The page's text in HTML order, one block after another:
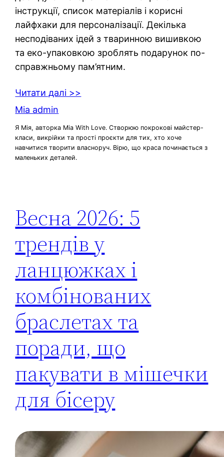
інструкції, список матеріалів і корисні
лайфхаки для персоналізації. Декілька
несподіваних ідей з тваринною вишивкою
та еко-упаковкою зроблять подарунок по-
справжньому пам’ятним.
Читати далі >>
Mia admin
Я Мія, авторка Mia With Love. Створюю покрокові майстер-
класи, викрійки та прості проєкти для тих, хто хоче
навчитися творити власноруч. Вірю, що краса починається з
маленьких деталей.
Весна 2026: 5
трендів у
ланцюжках і
комбінованих
браслетах та
поради, що
пакувати в мішечки
для бісеру